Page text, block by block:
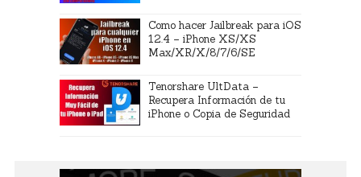
Como hacer Jailbreak para iOS
12.4 – iPhone XS/XS
Max/XR/X/8/7/6/SE
Tenorshare UltData –
Recupera Información de tu
iPhone o Copia de Seguridad